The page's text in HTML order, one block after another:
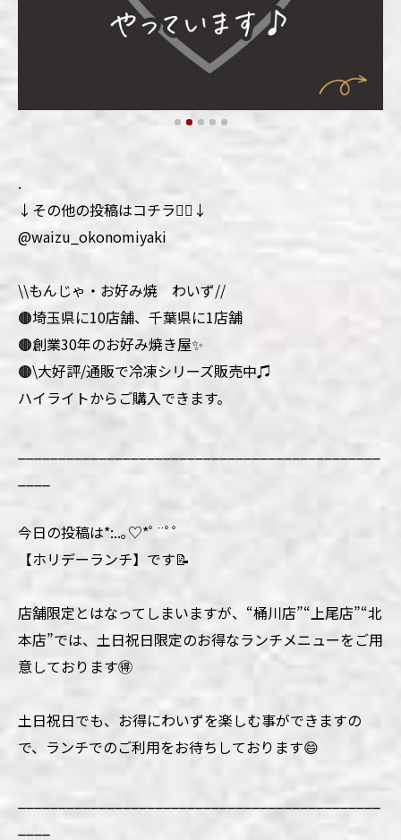
.
↓その他の投稿はコチラ💁‍♀️↓
@waizu_okonomiyaki
\\もんじゃ・お好み焼 わいず//
🟤埼玉県に10店舗、千葉県に1店舗
🟤創業30年のお好み焼き屋✨
🟤\大好評/通販で冷凍シリーズ販売中♫
ハイライトからご購入できます。
今日の投稿は*:..｡♡*ﾟ¨ﾟﾟ
【ホリデーランチ】です📝
店舗限定とはなってしまいますが、“桶川店”“上尾店”“北
本店”では、土日祝日限定のお得なランチメニューをご用
意しております🉐
土日祝日でも、お得にわいずを楽しむ事ができますの
で、ランチでのご利用をお待ちしております😄
_____________________________________________